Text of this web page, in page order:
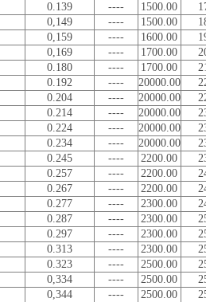
0.139 ---- 1500.00
0,149 ---- 1500.00
0,159 ---- 1600.00
0,169 ---- 1700.00
0.180 ---- 1700.00
0.192 ---- 20000.00
0.204 ---- 20000.00
0.214 ---- 20000.00
0.224 ---- 20000.00
0.234 ---- 20000.00
0.245 ---- 2200.00
0.257 ---- 2200.00
0.267 ---- 2200.00
0.277 ---- 2300.00
0.287 ---- 2300.00
0.297 ---- 2300.00
0.313 ---- 2300.00
0.323 ---- 2500.00
0,334 ---- 2500.00
0,344 ---- 2500.00